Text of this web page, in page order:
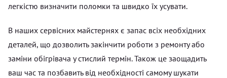
легкістю визначити поломки та швидко їх усувати.
В наших сервісних майстернях є запас всіх необхідних
деталей, що дозволить закінчити роботи з ремонту або
заміни обігрівача у стислий термін. Також це заощадить
ваш час та позбавить від необхідності самому шукати